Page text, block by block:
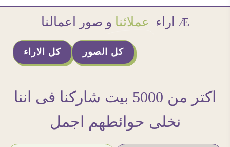
Æ اراء عملائنا و صور اعمالنا
كل الاراء كل الصور
اكتر من 5000 بيت شاركنا فى اننا
نخلى حوائطهم اجمل